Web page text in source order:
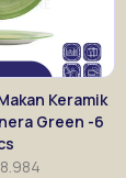
Keramik
Green -6